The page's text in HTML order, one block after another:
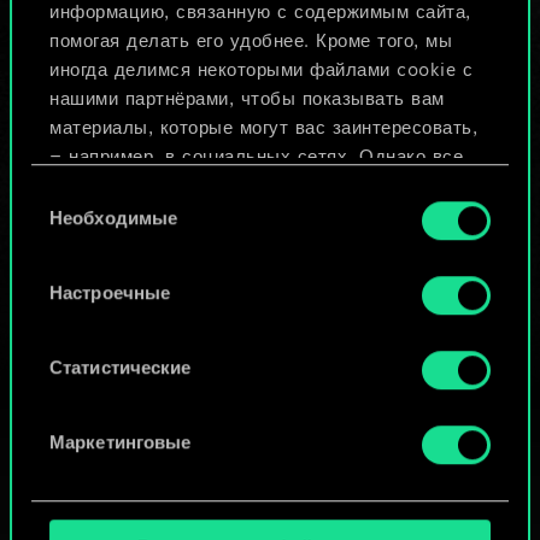
информацию, связанную с содержимым сайта,
помогая делать его удобнее. Кроме того, мы
иногда делимся некоторыми файлами cookie с
нашими партнёрами, чтобы показывать вам
материалы, которые могут вас заинтересовать,
— например, в социальных сетях. Однако все
разрешения.
Найти подробную информацию о том, как мы
используем ваши файлы cookie, и изменить
«Настройки» ниже.
согласия
Необходимые
Настроечные
Статистические
Маркетинговые
Назвать колоду и описать её
Изменить колоду
ИЛИ
Просмотреть колоды